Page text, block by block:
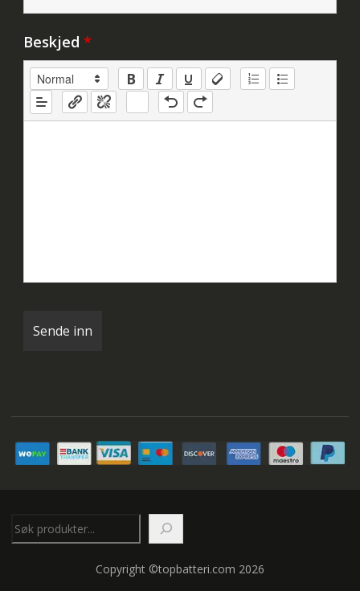
Beskjed *
Copyright ©topbatteri.com 2026